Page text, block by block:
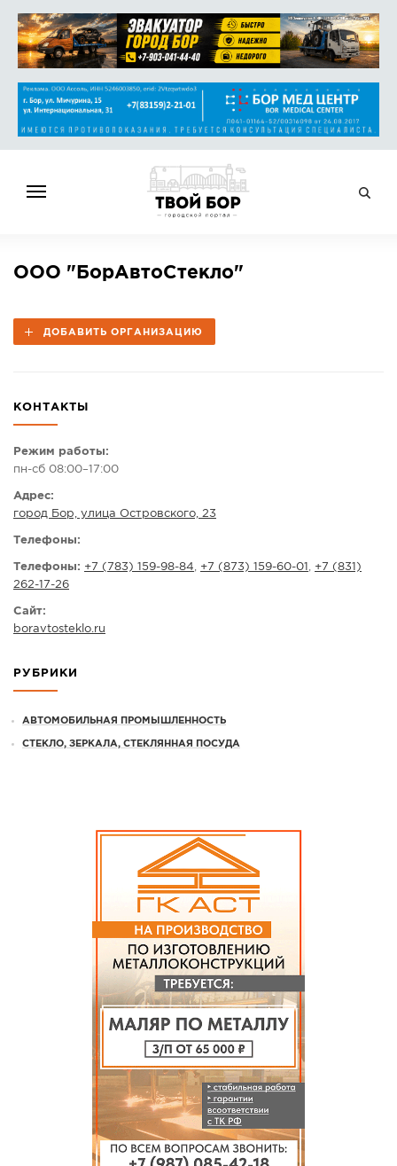
НОВОСТИ
ОБЪЯВЛЕНИЯ
КАМЕРЫ
КОНКУРСЫ
ПРЕДЛОЖИТЬ НОВОСТЬ
ООО "БорАвтоСтекло"
ДОБАВИТЬ ОРГАНИЗАЦИЮ
КОНТАКТЫ
Режим работы:
пн-сб 08:00–17:00
Адрес:
город Бор, улица Островского, 23
Телефоны:
Телефоны: +7 (783) 159-98-84, +7 (873) 159-60-01 , +7 (831)
262-17-26
Сайт:
boravtosteklo.ru
РУБРИКИ
АВТОМОБИЛЬНАЯ ПРОМЫШЛЕННОСТЬ
СТЕКЛО, ЗЕРКАЛА, СТЕКЛЯННАЯ ПОСУДА